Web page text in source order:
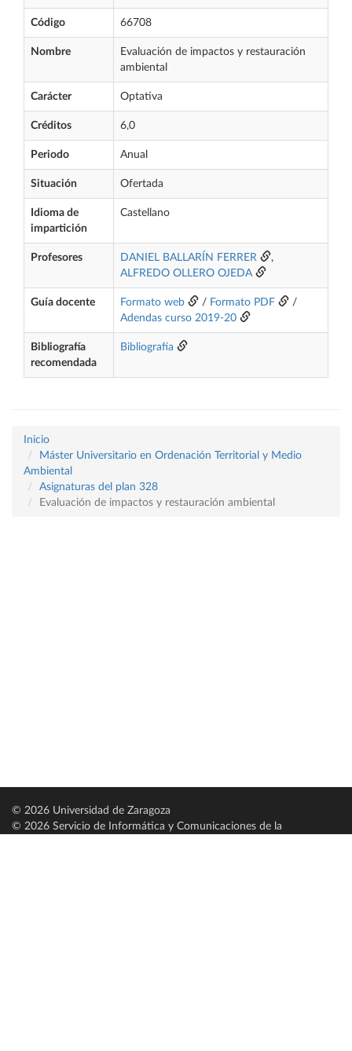
Código 66708
Nombre
Evaluación de impactos y restauración
ambiental
Carácter Optativa
Créditos 6,0
Periodo Anual
Situación Ofertada
Idioma de
impartición
Castellano
Profesores DANIEL BALLARÍN FERRER
,
ALFREDO OLLERO OJEDA
Guía docente Formato web / Formato PDF
/
Adendas curso 2019-20
Bibliografía
recomendada
Bibliografía
Inicio
Máster Universitario en Ordenación Territorial y Medio
Ambiental
Asignaturas del plan 328
Evaluación de impactos y restauración ambiental
© 2026 Universidad de Zaragoza
© 2026 Servicio de Informática y Comunicaciones de la